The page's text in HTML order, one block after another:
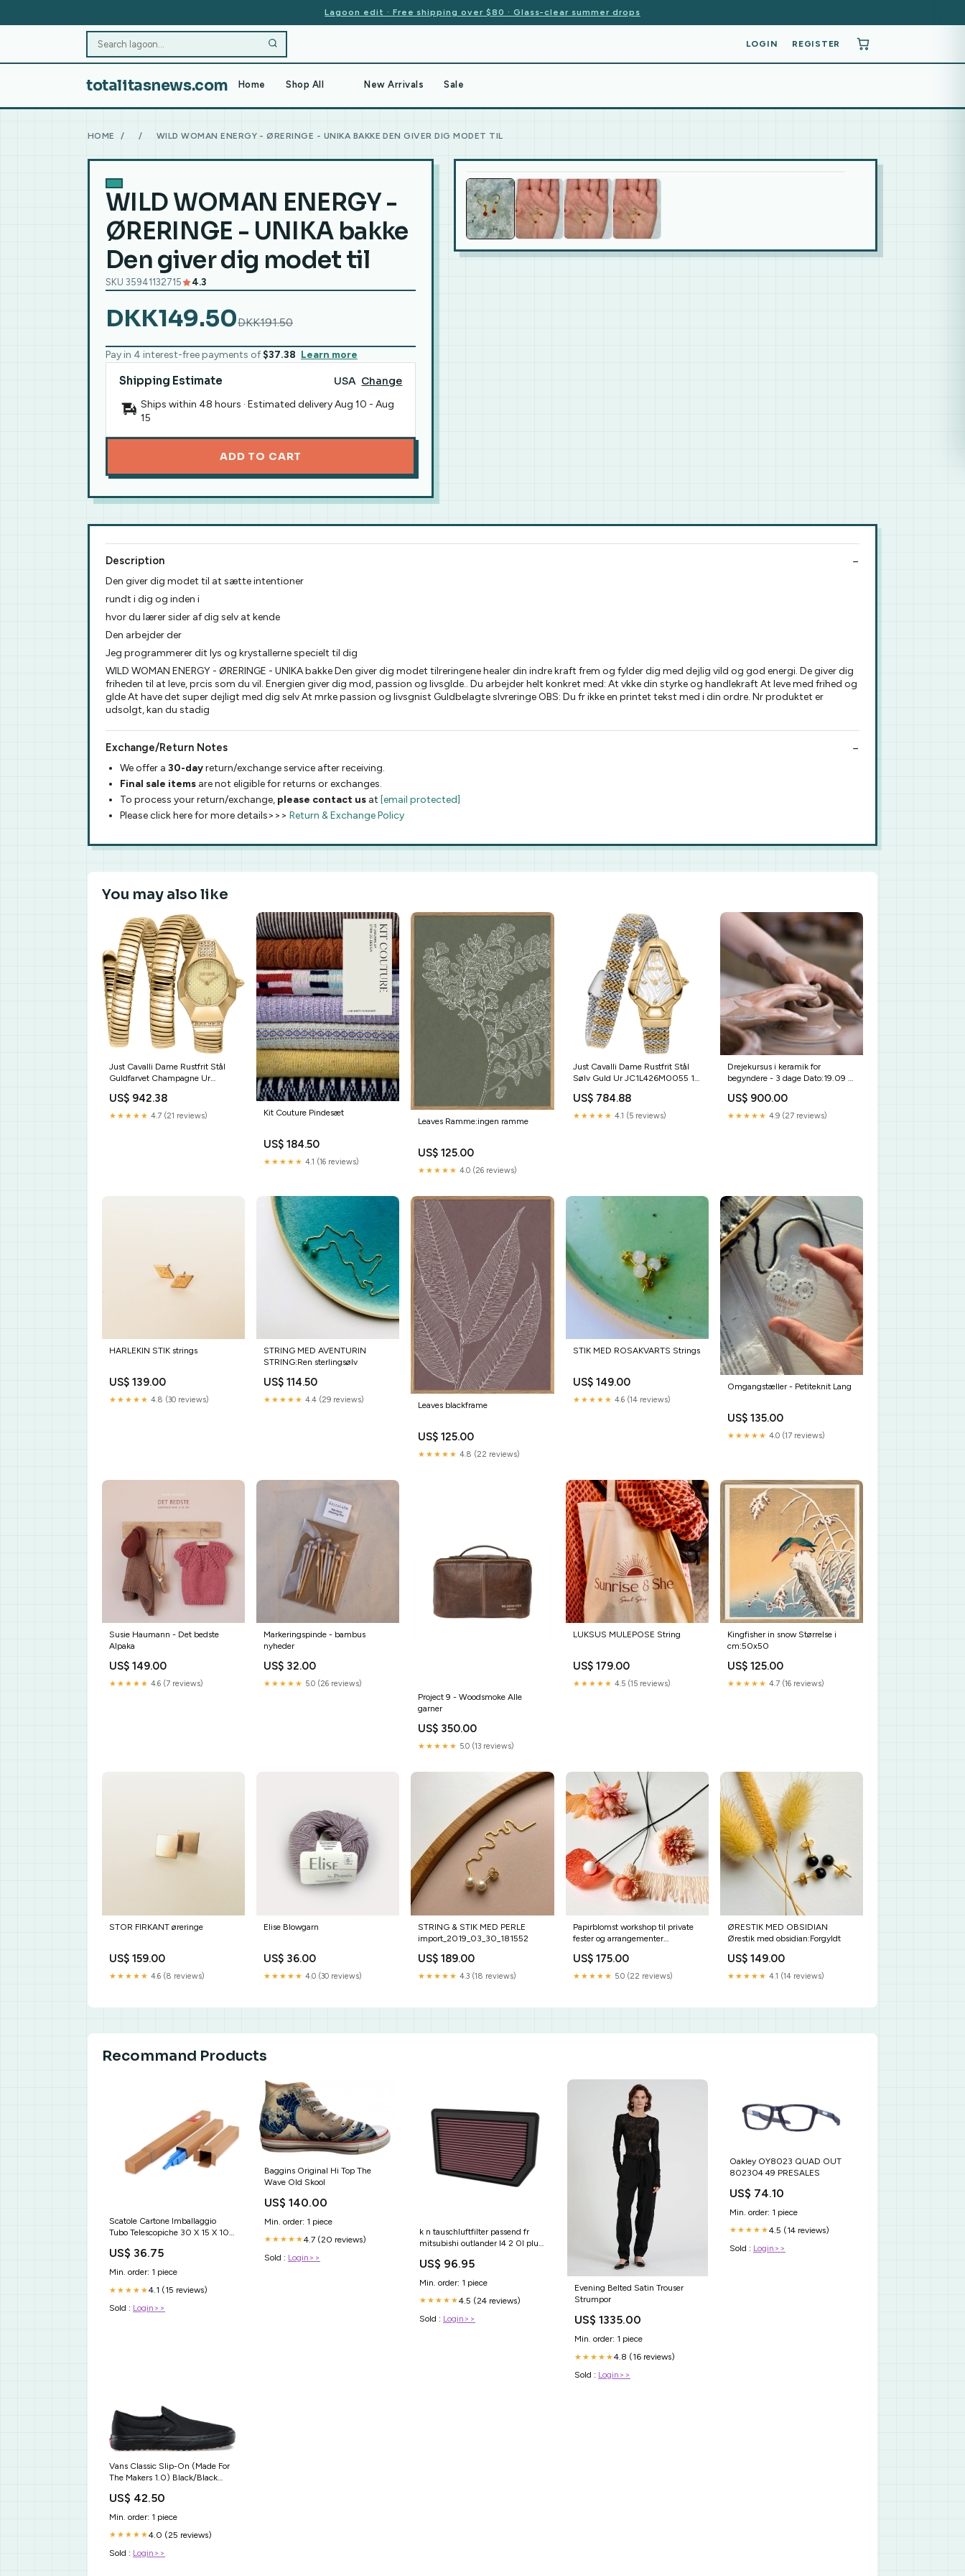
Lagoon edit · Free shipping over $80 · Glass-clear summer drops
LOGIN REGISTER
totalitasnews.com Home Shop All New Arrivals Sale
HOME / / WILD WOMAN ENERGY - ØRERINGE - UNIKA BAKKE DEN GIVER DIG MODET TIL
WILD WOMAN ENERGY -
ØRERINGE - UNIKA bakke
Den giver dig modet til
SKU 35941132715 4.3
DKK149.50DKK191.50
Pay in 4 interest-free payments of $37.38 Learn more
Shipping Estimate USA Change
Ships within 48 hours · Estimated deliveryAug 10 - Aug
15
ADD TO CART
Description
Den giver dig modet til at sætte intentioner
rundt i dig og inden i
hvor du lærer sider af dig selv at kende
Den arbejder der
Jeg programmerer dit lys og krystallerne specielt til dig
WILD WOMAN ENERGY - ØRERINGE - UNIKA bakke Den giver dig modet tilreringene healer din indre kraft frem og fylder dig med dejlig vild og god energi. De giver dig
friheden til at leve, prcis som du vil. Energien giver dig mod, passion og livsglde.. Du arbejder helt konkret med: At vkke din styrke og handlekraft At leve med frihed og
glde At have det super dejligt med dig selv At mrke passion og livsgnist Guldbelagte slvreringe OBS: Du fr ikke en printet tekst med i din ordre. Nr produktet er
udsolgt, kan du stadig
Exchange/Return Notes
We offer a 30-dayreturn/exchange service after receiving.
Final sale items are not eligible for returns or exchanges.
To process your return/exchange, please contact us at [email protected]
Please click here for more details>>> Return & Exchange Policy
You may also like
Just Cavalli Dame Rustfrit Stål
Guldfarvet Champagne Ur
Andersen
US$ 942.38
★★★★★ 4.7 (21 reviews) Kit Couture Pindesæt
US$ 184.50
★★★★★ 4.1 (16 reviews)
Leaves Ramme:ingen ramme
US$ 125.00
★★★★★ 4.0 (26 reviews)
Just Cavalli Dame Rustfrit Stål
Sølv Guld Ur JC1L426M0055 14
US$ 784.88
★★★★★ 4.1 (5 reviews)
Drejekursus i keramik for
begyndere - 3 dage Dato:19.09 +
US$ 900.00
★★★★★ 4.9 (27 reviews)
HARLEKIN STIK strings
US$ 139.00
★★★★★ 4.8 (30 reviews)
STRING MED AVENTURIN
STRING:Ren sterlingsølv
US$ 114.50
★★★★★ 4.4 (29 reviews)
Leaves blackframe
US$ 125.00
★★★★★ 4.8 (22 reviews)
STIK MED ROSAKVARTS Strings
US$ 149.00
★★★★★ 4.6 (14 reviews)
Omgangstæller - Petiteknit Lang
US$ 135.00
★★★★★ 4.0 (17 reviews)
Susie Haumann - Det bedste
Alpaka
US$ 149.00
★★★★★ 4.6 (7 reviews)
Markeringspinde - bambus
nyheder
US$ 32.00
★★★★★ 5.0 (26 reviews)
Project 9 - Woodsmoke Alle
garner
US$ 350.00
★★★★★ 5.0 (13 reviews)
LUKSUS MULEPOSE String
US$ 179.00
★★★★★ 4.5 (15 reviews)
Kingfisher in snow Størrelse i
cm:50x50
US$ 125.00
★★★★★ 4.7 (16 reviews)
STOR FIRKANT øreringe
US$ 159.00
★★★★★ 4.6 (8 reviews)
Elise Blowgarn
US$ 36.00
★★★★★ 4.0 (30 reviews)
STRING & STIK MED PERLE
import_2019_03_30_181552
US$ 189.00
★★★★★ 4.3 (18 reviews)
Papirblomst workshop til private
fester og arrangementer
US$ 175.00
★★★★★ 5.0 (22 reviews)
ØRESTIK MED OBSIDIAN
Ørestik med obsidian:Forgyldt
US$ 149.00
★★★★★ 4.1 (14 reviews)
Recommand Products
Scatole Cartone Imballaggio
Tubo Telescopiche 30 X 15 X 100
US$ 36.75
Min. order: 1 piece
★★★★★4.1 (15 reviews)
Sold : Login>>
Baggins Original Hi Top The
Wave Old Skool
US$ 140.00
Min. order: 1 piece
★★★★★4.7 (20 reviews)
Sold : Login>>
k n tauschluftfilter passend fr
mitsubishi outlander l4 2 0l plug
4l plug in hybrid 2021 33 5147
US$ 96.95
Min. order: 1 piece
★★★★★4.5 (24 reviews)
Sold : Login>>
Evening Belted Satin Trouser
Strumpor
US$ 1335.00
Min. order: 1 piece
★★★★★4.8 (16 reviews)
Sold : Login>>
Oakley OY8023 QUAD OUT
802304 49 PRESALES
US$ 74.10
Min. order: 1 piece
★★★★★4.5 (14 reviews)
Sold : Login>>
Vans Classic Slip-On (Made For
The Makers 1.0) Black/Black
US$ 42.50
Min. order: 1 piece
★★★★★4.0 (25 reviews)
Sold : Login>>